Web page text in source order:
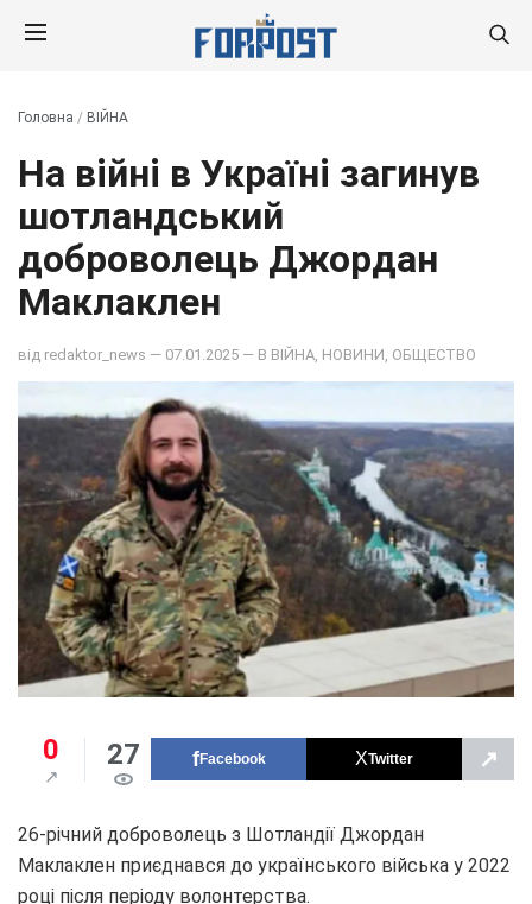
Головна / ВІЙНА
На війні в Україні загинув
шотландський
доброволець Джордан
Маклаклен
від redaktor_news — 07.01.2025 — В ВІЙНА НОВИНИ ОБЩЕСТВО
0 27 Facebook Twitter ↗
26-річний доброволець з Шотландії Джордан
Маклаклен приєднався до українського війська у 2022
році після періоду волонтерства.